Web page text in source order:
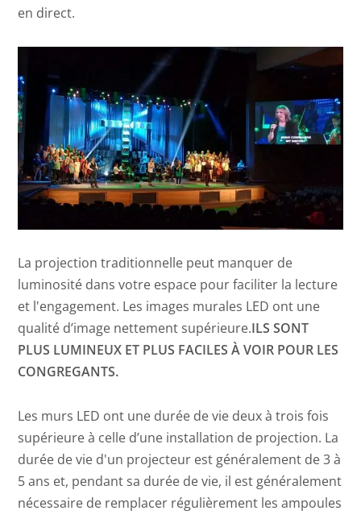
en direct.
La projection traditionnelle peut manquer de
luminosité dans votre espace pour faciliter la lecture
et l'engagement. Les images murales LED ont une
qualité d’image nettement supérieure.ILS SONT
PLUS LUMINEUX ET PLUS FACILES À VOIR POUR LES
CONGREGANTS.
Les murs LED ont une durée de vie deux à trois fois
supérieure à celle d’une installation de projection. La
durée de vie d'un projecteur est généralement de 3 à
5 ans et, pendant sa durée de vie, il est généralement
nécessaire de remplacer régulièrement les ampoules